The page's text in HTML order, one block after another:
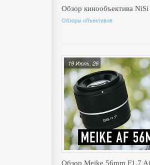
Обзор кинообъектива
Обзоры объективов
Обзор Meike 56mm F1.7
19 Июль, 26